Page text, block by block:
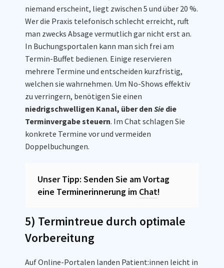
niemand erscheint, liegt zwischen 5 und über 20 %.
Wer die Praxis telefonisch schlecht erreicht, ruft
man zwecks Absage vermutlich gar nicht erst an.
In Buchungsportalen kann man sich frei am
Termin-Buffet bedienen. Einige reservieren
mehrere Termine und entscheiden kurzfristig,
welchen sie wahrnehmen. Um No-Shows effektiv
zu verringern, benötigen Sie einen
niedrigschwelligen Kanal, über den Sie die
Terminvergabe steuern. Im Chat schlagen Sie
konkrete Termine vor und vermeiden
Doppelbuchungen.
Unser Tipp: Senden Sie am Vortag
eine Terminerinnerung im Chat!
5) Termintreue durch optimale
Vorbereitung
Auf Online-Portalen landen Patient:innen leicht in